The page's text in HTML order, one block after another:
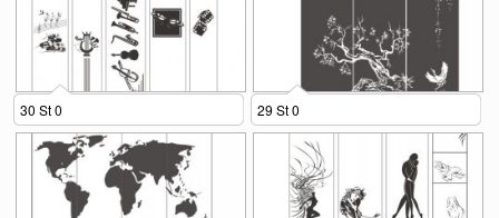
30 St 0 29 St 0